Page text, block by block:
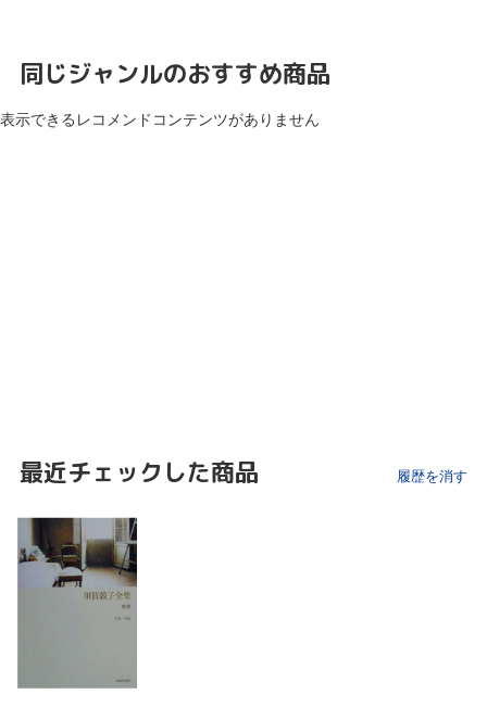
同じジャンルのおすすめ商品
表示できるレコメンドコンテンツがありません
最近チェックした商品 履歴を消す